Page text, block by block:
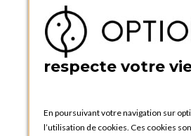
Créer un
PRATIQUE
Catalogues et bons de
Tutoriels
respecte votre
En poursuivant votre navigation sur
l’utilisation de cookies. Ces cookies